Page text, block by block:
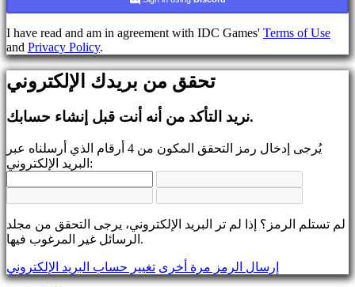
الدخول
نسيت
رقمك
السري؟
تغيير
AR
BS
CS
EL
EN
FI
FR
I have read and am in agreement with IDC Games' Terms of Use
and Privacy Policy.
تحقق من بريدك الإلكتروني
نريد التأكد من أنه أنت قبل إنشاء حسابك.
يُرجى إدخال رمز التحقق المكون من 4 أرقام الذي أرسلناه عبر
البريد الإلكتروني:
لم تستلم الرمز؟ إذا لم تر البريد الإلكتروني، يرجى التحقق من مجلد
الرسائل غير المرغوب فيها.
إرسال الرمز مرة أخرى تغيير حساب البريد الإلكتروني